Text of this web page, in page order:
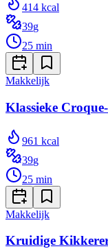
414 kcal
39g
25 min
Makkelijk
Klassieke
961 kcal
39g
25 min
Makkelijk
Kruidige